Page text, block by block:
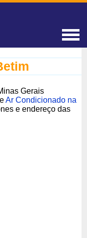
Gerais
Ar Condicionado na
e endereço das